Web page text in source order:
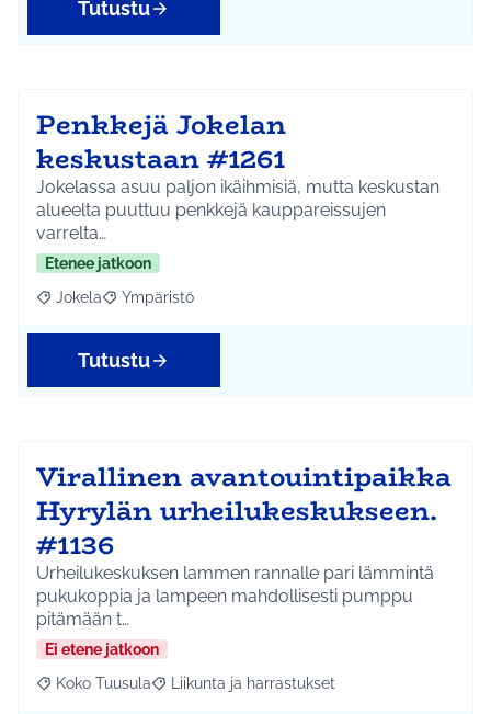
Tutustu
Penkkejä Jokelan
keskustaan #1261
Jokelassa asuu paljon ikäihmisiä, mutta keskustan
alueelta puuttuu penkkejä kauppareissujen
varrelta…
Etenee jatkoon
Rajaa tulokset aihepiirin mukaan: Jokela
Jokela Rajaa tulokset teeman mukaan: Ympäristö
Ympäristö
Tutustu
Virallinen avantouintipaikka
Hyrylän urheilukeskukseen.
#1136
Urheilukeskuksen lammen rannalle pari lämmintä
pukukoppia ja lampeen mahdollisesti pumppu
pitämään t…
Ei etene jatkoon
Rajaa tulokset aihepiirin mukaan: Koko Tuusula
Koko Tuusula Rajaa tulokset teeman mukaan: Liikunta ja
Liikunta ja harrastukset